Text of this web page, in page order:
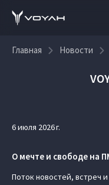
Главная Новости
6 июля 2026 г.
О мечте и свободе на
Поток новостей, встреч